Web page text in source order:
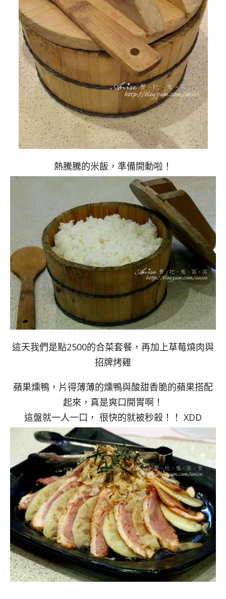
熱騰騰的米飯，準備開動啦！
這天我們是點2500的合菜套餐，再加上草莓燒肉與
招牌烤雞
蘋果燻鴨，片得薄薄的燻鴨與酸甜香脆的蘋果搭配
起來，真是爽口開胃啊！
這盤就一人一口， 很快的就被秒殺！！ XDD